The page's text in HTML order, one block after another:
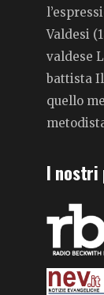
Valdesi
valdese
battista Il
quello
I nostri